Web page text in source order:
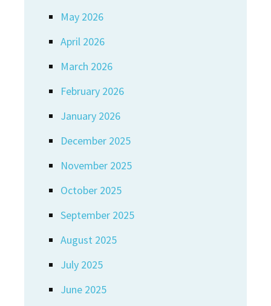
May 2026
April 2026
March 2026
February 2026
January 2026
December 2025
November 2025
October 2025
September 2025
August 2025
July 2025
June 2025